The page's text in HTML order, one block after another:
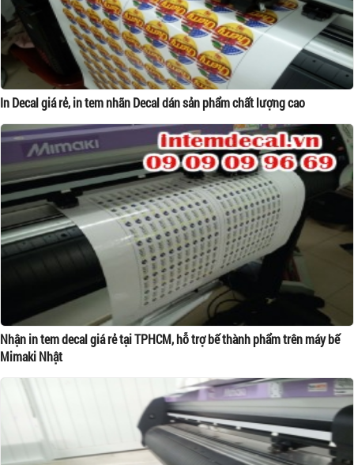
In Decal giá rẻ, in tem nhãn Decal dán sản phẩm chất lượng cao
Nhận in tem decal giá rẻ tại TPHCM, hỗ trợ bế thành phẩm trên máy bế
Mimaki Nhật